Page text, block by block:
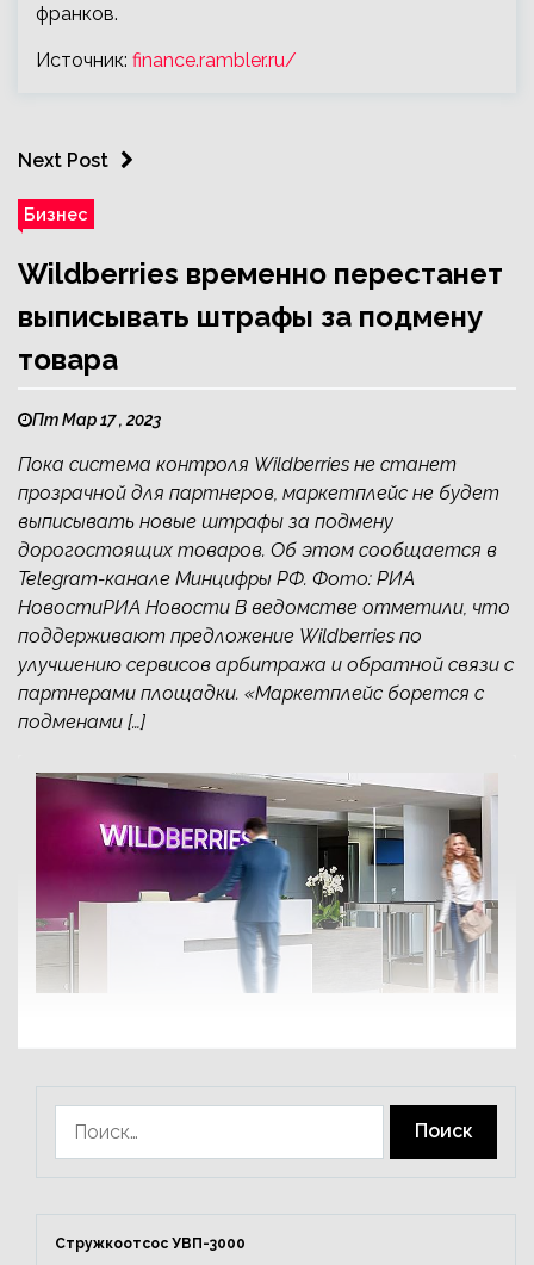
франков.
Источник: finance.rambler.ru/
Next Post
Бизнес
Wildberries временно перестанет
выписывать штрафы за подмену
товара
Пт Мар 17 , 2023
Пока система контроля Wildberries не станет
прозрачной для партнеров, маркетплейс не будет
выписывать новые штрафы за подмену
дорогостоящих товаров. Об этом сообщается в
Telegram-канале Минцифры РФ. Фото: РИА
НовостиРИА Новости В ведомстве отметили, что
поддерживают предложение Wildberries по
улучшению сервисов арбитража и обратной связи с
партнерами площадки. «Маркетплейс борется с
подменами […]
Стружкоотсос УВП-3000